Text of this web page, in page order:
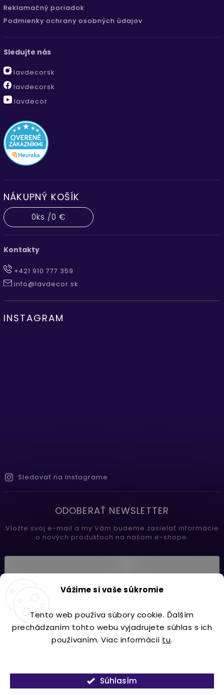
Vážime si vaše súkromie
Tento web používa súbory cookie. Ďalším
prechádzaním tohto webu vyjadrujete súhlas s ich
používaním. Viac informácií tu.
Súhlasím
Reklamačný poriadok
Podmienky ochrany osobných údajov
Sledujte nás
lavdecorsk
lavdecorsk
lavdecor
NÁKUPNÝ KOŠÍK
0ks /0 €
Kontakty
+421 910 777 359
info@lavdecor.sk
INSTAGRAM
Sledovať na Instagrame
ODOBERAŤ NEWSLETTER
Vložte svoj e-mail a my Vám budeme zasielať informácie
o nových produktoch na našom e-shope.
Prihlásiť sa
Copyright 2026Lavdecor.sk. Všetky práva vyhradené.
VytvořilShoptet| DesignShoptak.cz.